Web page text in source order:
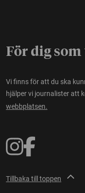
För dig
Vi finns för att du ska
hjälper vi journalister att
webbplatsen.
Tillbaka till toppen